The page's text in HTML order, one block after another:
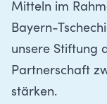
Mitteln im
Bayern-
unsere Stiftung
Partnerschaft
stärken.